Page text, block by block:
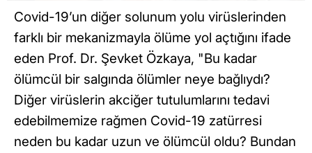
Covid-19’un diğer solunum yolu virüslerinden
farklı bir mekanizmayla ölüme yol açtığını ifade
eden Prof. Dr. Şevket Özkaya, "Bu kadar
ölümcül bir salgında ölümler neye bağlıydı?
Diğer virüslerin akciğer tutulumlarını tedavi
edebilmemize rağmen Covid-19 zatürresi
neden bu kadar uzun ve ölümcül oldu? Bundan